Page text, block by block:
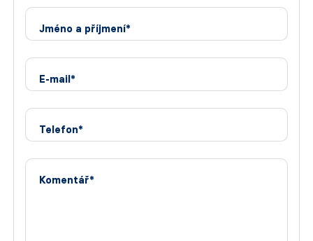
Jméno a příjmení*
E-mail*
Telefon*
Komentář*